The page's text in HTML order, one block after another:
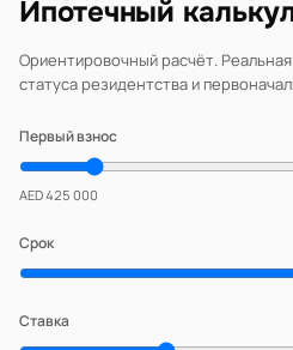
Ипотечный
Ориентировочный расчёт. Реальная
статуса резидентства и
Первый взнос
AED 425 000
Срок
Ставка